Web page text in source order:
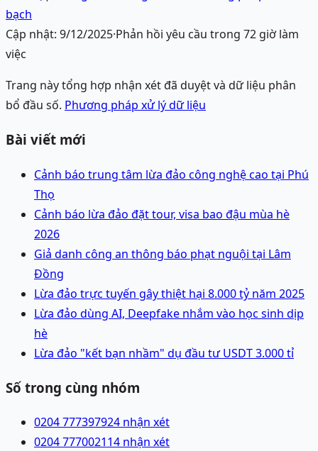
bạch
Cập nhật: 9/12/2025·Phản hồi yêu cầu trong 72 giờ làm
việc
Trang này tổng hợp nhận xét đã duyệt và dữ liệu phân
bổ đầu số. Phương pháp xử lý dữ liệu
Bài viết mới
Cảnh báo trung tâm lừa đảo công nghệ cao tại Phú
Thọ
Cảnh báo lừa đảo đặt tour, visa bao đậu mùa hè
2026
Giả danh công an thông báo phạt nguội tại Lâm
Đồng
Lừa đảo trực tuyến gây thiệt hại 8.000 tỷ năm 2025
Lừa đảo dùng AI, Deepfake nhắm vào học sinh dịp
hè
Lừa đảo "kết bạn nhầm" dụ đầu tư USDT 3.000 tỉ
Số trong cùng nhóm
0204 777397924 nhận xét
0204 777002114 nhận xét